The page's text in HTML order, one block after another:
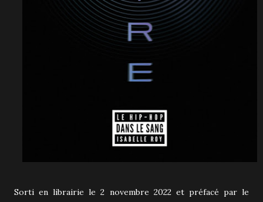
Sorti en librairie le 2 novembre 2022 et préfacé par le